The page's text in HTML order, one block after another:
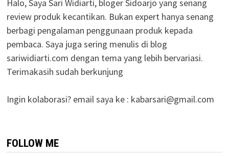
Halo, Saya Sari Widiarti, bloger Sidoarjo yang senang
review produk kecantikan. Bukan expert hanya senang
berbagi pengalaman penggunaan produk kepada
pembaca. Saya juga sering menulis di blog
sariwidiarti.com dengan tema yang lebih bervariasi.
Terimakasih sudah berkunjung
Ingin kolaborasi? email saya ke : kabarsari@gmail.com
FOLLOW ME